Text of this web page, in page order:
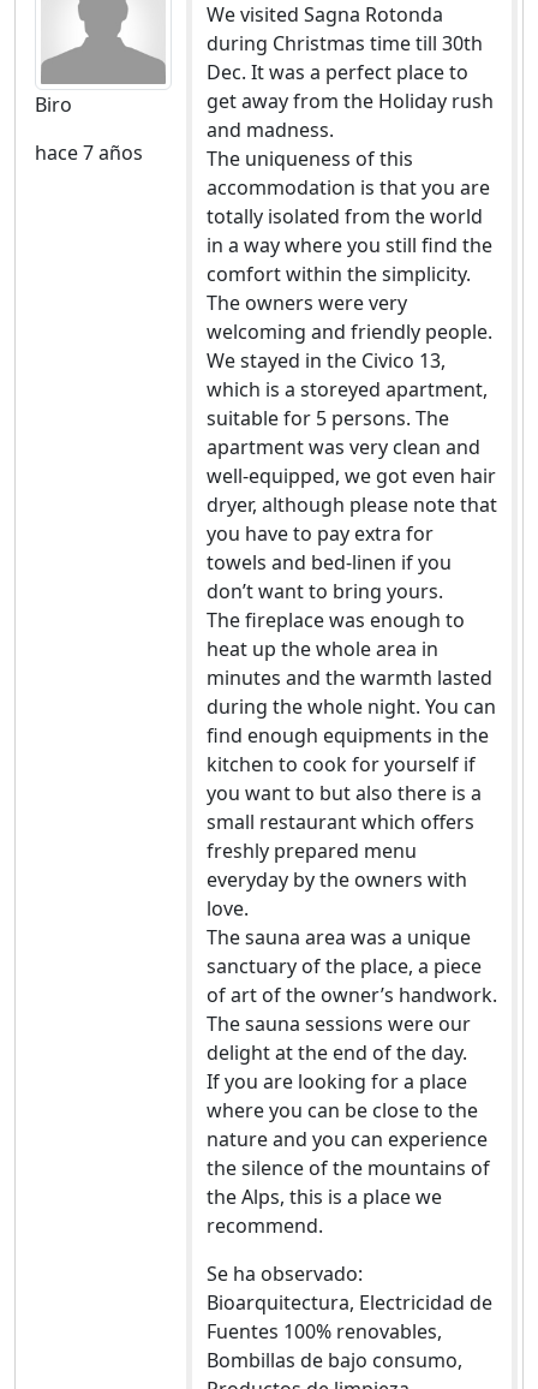
Biro
hace 7 años
We visited Sagna Rotonda
during Christmas time till 30th
Dec. It was a perfect place to
get away from the Holiday rush
and madness.
The uniqueness of this
accommodation is that you are
totally isolated from the world
in a way where you still find the
comfort within the simplicity.
The owners were very
welcoming and friendly people.
We stayed in the Civico 13,
which is a storeyed apartment,
suitable for 5 persons. The
apartment was very clean and
well-equipped, we got even hair
dryer, although please note that
you have to pay extra for
towels and bed-linen if you
don’t want to bring yours.
The fireplace was enough to
heat up the whole area in
minutes and the warmth lasted
during the whole night. You can
find enough equipments in the
kitchen to cook for yourself if
you want to but also there is a
small restaurant which offers
freshly prepared menu
everyday by the owners with
love.
The sauna area was a unique
sanctuary of the place, a piece
of art of the owner’s handwork.
The sauna sessions were our
delight at the end of the day.
If you are looking for a place
where you can be close to the
nature and you can experience
the silence of the mountains of
the Alps, this is a place we
recommend.
Se ha observado:
Bioarquitectura, Electricidad de
Fuentes 100% renovables,
Bombillas de bajo consumo,